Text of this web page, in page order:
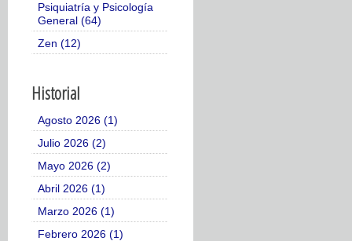
Psiquiatría y Psicología
General (64)
Zen (12)
Historial
Agosto 2026 (1)
Julio 2026 (2)
Mayo 2026 (2)
Abril 2026 (1)
Marzo 2026 (1)
Febrero 2026 (1)